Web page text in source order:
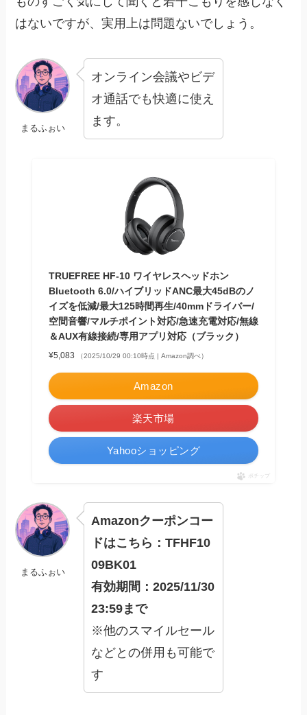
はないですが、実用上は問題ないでしょう。
まるふぉい
オンライン会議やビデ
オ通話でも快適に使え
ます。
TRUEFREE HF-10 ワイヤレスヘッドホン
Bluetooth 6.0/ハイブリッドANC最大45dBのノ
イズを低減/最大125時間再生/40mmドライバー/
空間音響/マルチポイント対応/急速充電対応/無線
＆AUX有線接続/専用アプリ対応（ブラック）
¥5,083 （2025/10/29 00:10時点 | Amazon調べ）
Amazon
楽天市場
Yahooショッピング
ポチップ
まるふぉい
Amazonクーポンコー
ドはこちら：TFHF10
09BK01
有効期間：2025/11/30
23:59まで
※他のスマイルセール
などとの併用も可能で
す